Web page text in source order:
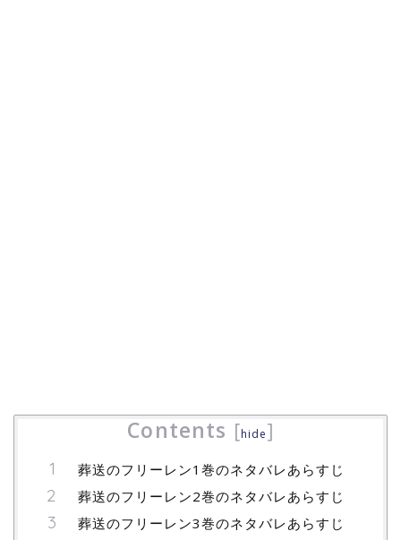
Contents [hide]
葬送のフリーレン1巻のネタバレあらすじ
葬送のフリーレン2巻のネタバレあらすじ
葬送のフリーレン3巻のネタバレあらすじ